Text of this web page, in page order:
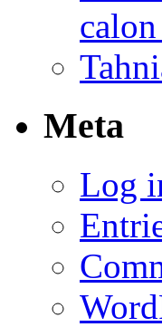
Meta
Log